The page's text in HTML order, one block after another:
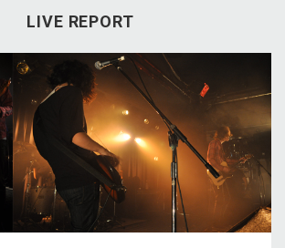
LIVE REPORT